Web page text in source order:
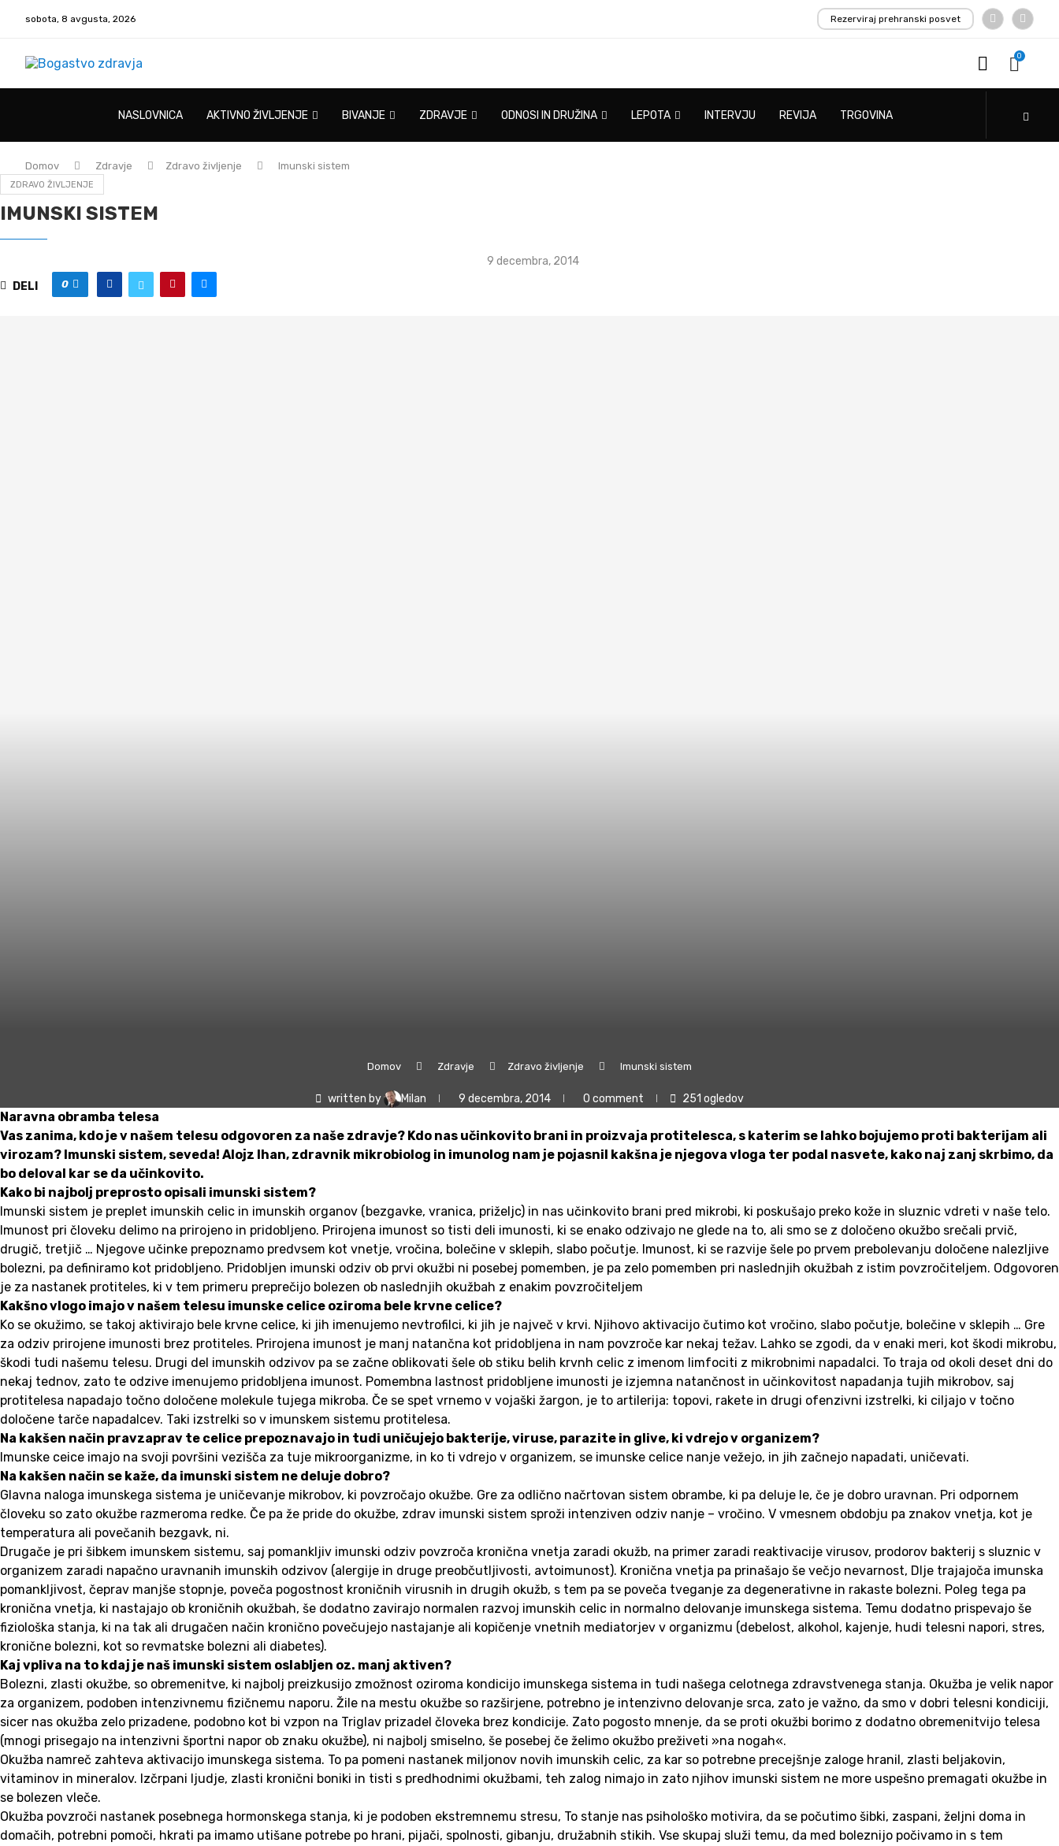
sobota, 8 avgusta, 2026 Rezerviraj prehranski posvet
0
NASLOVNICA AKTIVNO ŽIVLJENJE BIVANJE ZDRAVJE ODNOSI IN DRUŽINA LEPOTA INTERVJU REVIJA TRGOVINA
Domov Zdravje Zdravo življenje Imunski sistem
ZDRAVO ŽIVLJENJE
IMUNSKI SISTEM
9 decembra, 2014
DELI
0
Domov Zdravje Zdravo življenje Imunski sistem
written by Milan 9 decembra, 2014 0 comment 251 ogledov
Naravna obramba telesa
Vas zanima, kdo je v našem telesu odgovoren za naše zdravje? Kdo nas učinkovito brani in proizvaja protitelesca, s katerim se lahko bojujemo proti bakterijam ali
virozam? Imunski sistem, seveda! Alojz Ihan, zdravnik mikrobiolog in imunolog nam je pojasnil kakšna je njegova vloga ter podal nasvete, kako naj zanj skrbimo, da
bo deloval kar se da učinkovito.
Kako bi najbolj preprosto opisali imunski sistem?
Imunski sistem je preplet imunskih celic in imunskih organov (bezgavke, vranica, priželjc) in nas učinkovito brani pred mikrobi, ki poskušajo preko kože in sluznic vdreti v naše telo.
Imunost pri človeku delimo na prirojeno in pridobljeno. Prirojena imunost so tisti deli imunosti, ki se enako odzivajo ne glede na to, ali smo se z določeno okužbo srečali prvič,
drugič, tretjič … Njegove učinke prepoznamo predvsem kot vnetje, vročina, bolečine v sklepih, slabo počutje. Imunost, ki se razvije šele po prvem prebolevanju določene nalezljive
bolezni, pa definiramo kot pridobljeno. Pridobljen imunski odziv ob prvi okužbi ni posebej pomemben, je pa zelo pomemben pri naslednjih okužbah z istim povzročiteljem. Odgovoren
je za nastanek protiteles, ki v tem primeru preprečijo bolezen ob naslednjih okužbah z enakim povzročiteljem
Kakšno vlogo imajo v našem telesu imunske celice oziroma bele krvne celice?
Ko se okužimo, se takoj aktivirajo bele krvne celice, ki jih imenujemo nevtrofilci, ki jih je največ v krvi. Njihovo aktivacijo čutimo kot vročino, slabo počutje, bolečine v sklepih … Gre
za odziv prirojene imunosti brez protiteles. Prirojena imunost je manj natančna kot pridobljena in nam povzroče kar nekaj težav. Lahko se zgodi, da v enaki meri, kot škodi mikrobu,
škodi tudi našemu telesu. Drugi del imunskih odzivov pa se začne oblikovati šele ob stiku belih krvnh celic z imenom limfociti z mikrobnimi napadalci. To traja od okoli deset dni do
nekaj tednov, zato te odzive imenujemo pridobljena imunost. Pomembna lastnost pridobljene imunosti je izjemna natančnost in učinkovitost napadanja tujih mikrobov, saj
protitelesa napadajo točno določene molekule tujega mikroba. Če se spet vrnemo v vojaški žargon, je to artilerija: topovi, rakete in drugi ofenzivni izstrelki, ki ciljajo v točno
določene tarče napadalcev. Taki izstrelki so v imunskem sistemu protitelesa.
Na kakšen način pravzaprav te celice prepoznavajo in tudi uničujejo bakterije, viruse, parazite in glive, ki vdrejo v organizem?
Imunske ceice imajo na svoji površini vezišča za tuje mikroorganizme, in ko ti vdrejo v organizem, se imunske celice nanje vežejo, in jih začnejo napadati, uničevati.
Na kakšen način se kaže, da imunski sistem ne deluje dobro?
Glavna naloga imunskega sistema je uničevanje mikrobov, ki povzročajo okužbe. Gre za odlično načrtovan sistem obrambe, ki pa deluje le, če je dobro uravnan. Pri odpornem
človeku so zato okužbe razmeroma redke. Če pa že pride do okužbe, zdrav imunski sistem sproži intenziven odziv nanje – vročino. V vmesnem obdobju pa znakov vnetja, kot je
temperatura ali povečanih bezgavk, ni.
Drugače je pri šibkem imunskem sistemu, saj pomankljiv imunski odziv povzroča kronična vnetja zaradi okužb, na primer zaradi reaktivacije virusov, prodorov bakterij s sluznic v
organizem zaradi napačno uravnanih imunskih odzivov (alergije in druge preobčutljivosti, avtoimunost). Kronična vnetja pa prinašajo še večjo nevarnost, Dlje trajajoča imunska
pomankljivost, čeprav manjše stopnje, poveča pogostnost kroničnih virusnih in drugih okužb, s tem pa se poveča tveganje za degenerativne in rakaste bolezni. Poleg tega pa
kronična vnetja, ki nastajajo ob kroničnih okužbah, še dodatno zavirajo normalen razvoj imunskih celic in normalno delovanje imunskega sistema. Temu dodatno prispevajo še
fiziološka stanja, ki na tak ali drugačen način kronično povečujejo nastajanje ali kopičenje vnetnih mediatorjev v organizmu (debelost, alkohol, kajenje, hudi telesni napori, stres,
kronične bolezni, kot so revmatske bolezni ali diabetes).
Kaj vpliva na to kdaj je naš imunski sistem oslabljen oz. manj aktiven?
Bolezni, zlasti okužbe, so obremenitve, ki najbolj preizkusijo zmožnost oziroma kondicijo imunskega sistema in tudi našega celotnega zdravstvenega stanja. Okužba je velik napor
za organizem, podoben intenzivnemu fizičnemu naporu. Žile na mestu okužbe so razširjene, potrebno je intenzivno delovanje srca, zato je važno, da smo v dobri telesni kondiciji,
sicer nas okužba zelo prizadene, podobno kot bi vzpon na Triglav prizadel človeka brez kondicije. Zato pogosto mnenje, da se proti okužbi borimo z dodatno obremenitvijo telesa
(mnogi prisegajo na intenzivni športni napor ob znaku okužbe), ni najbolj smiselno, še posebej če želimo okužbo preživeti »na nogah«.
Okužba namreč zahteva aktivacijo imunskega sistema. To pa pomeni nastanek miljonov novih imunskih celic, za kar so potrebne precejšnje zaloge hranil, zlasti beljakovin,
vitaminov in mineralov. Izčrpani ljudje, zlasti kronični boniki in tisti s predhodnimi okužbami, teh zalog nimajo in zato njihov imunski sistem ne more uspešno premagati okužbe in
se bolezen vleče.
Okužba povzroči nastanek posebnega hormonskega stanja, ki je podoben ekstremnemu stresu, To stanje nas psihološko motivira, da se počutimo šibki, zaspani, željni doma in
domačih, potrebni pomoči, hkrati pa imamo utišane potrebe po hrani, pijači, spolnosti, gibanju, družabnih stikih. Vse skupaj služi temu, da med boleznijo počivamo in s tem